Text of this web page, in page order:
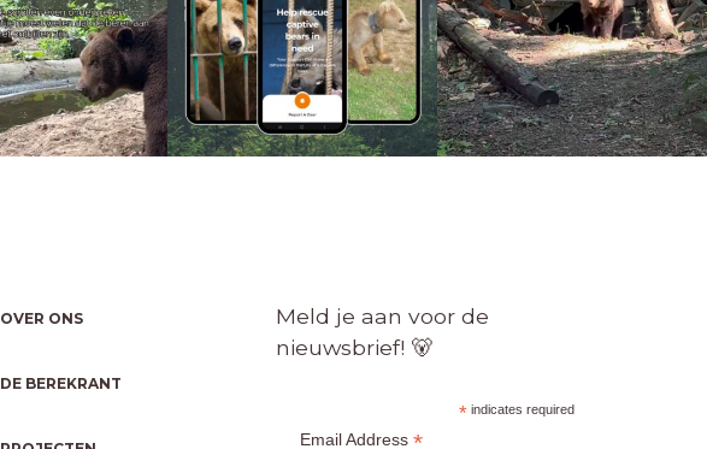
OVER ONS
DE BEREKRANT
Meld je aan voor de
nieuwsbrief! 🐻
* indicates required
Email Address *